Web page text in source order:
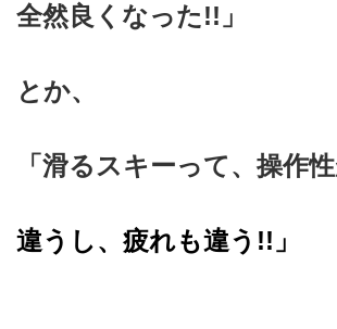
全然良くなった!!」
とか、
「滑るスキーって、操作
違うし、疲れも違う!!」